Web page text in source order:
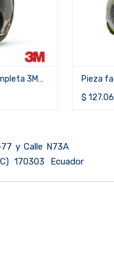
BLS
$ $
y Calle N73A
170303 Ecuador